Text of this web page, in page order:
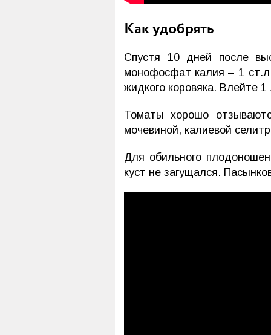
Как удобрять
Спустя 10 дней после
монофосфат калия – 1
жидкого коровяка. Влейте
Томаты хорошо
мочевиной, калиевой
Для обильного
куст не загущался.